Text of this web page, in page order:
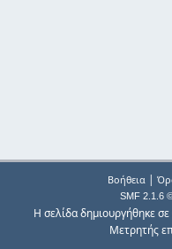
Βοήθεια|
SMF 2.1.6
Η σελίδα δημιουργήθηκε
Μετρητής